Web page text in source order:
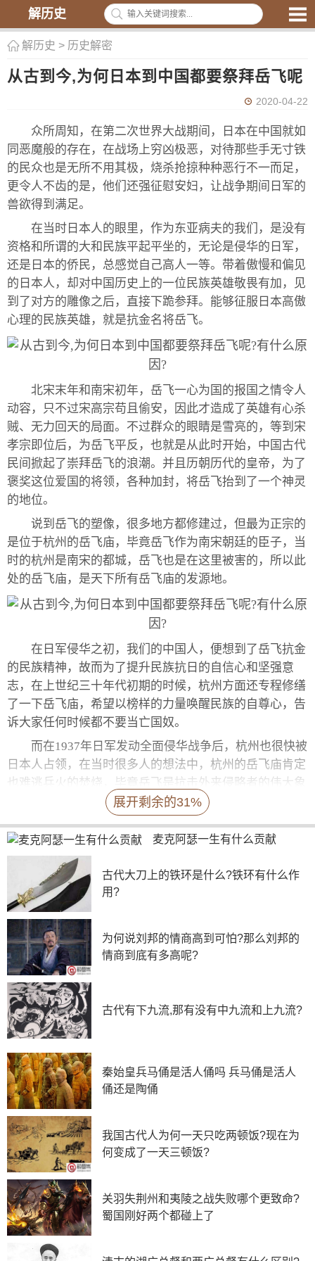
解历史
解历史 > 历史解密
从古到今,为何日本到中国都要祭拜岳飞呢
2020-04-22
众所周知，在第二次世界大战期间，日本在中国就如
同恶魔般的存在，在战场上穷凶极恶，对待那些手无寸铁
的民众也是无所不用其极，烧杀抢掠种种恶行不一而足，
更令人不齿的是，他们还强征慰安妇，让战争期间日军的
兽欲得到满足。
在当时日本人的眼里，作为东亚病夫的我们，是没有
资格和所谓的大和民族平起平坐的，无论是侵华的日军，
还是日本的侨民，总感觉自己高人一等。带着傲慢和偏见
的日本人，却对中国历史上的一位民族英雄敬畏有加，见
到了对方的雕像之后，直接下跪参拜。能够征服日本高傲
心理的民族英雄，就是抗金名将岳飞。
北宋末年和南宋初年，岳飞一心为国的报国之情令人
动容，只不过宋高宗苟且偷安，因此才造成了英雄有心杀
贼、无力回天的局面。不过群众的眼睛是雪亮的，等到宋
孝宗即位后，为岳飞平反，也就是从此时开始，中国古代
民间掀起了崇拜岳飞的浪潮。并且历朝历代的皇帝，为了
褒奖这位爱国的将领，各种加封，将岳飞抬到了一个神灵
的地位。
说到岳飞的塑像，很多地方都修建过，但最为正宗的
是位于杭州的岳飞庙，毕竟岳飞作为南宋朝廷的臣子，当
时的杭州是南宋的都城，岳飞也是在这里被害的，所以此
处的岳飞庙，是天下所有岳飞庙的发源地。
在日军侵华之初，我们的中国人，便想到了岳飞抗金
的民族精神，故而为了提升民族抗日的自信心和坚强意
志，在上世纪三十年代初期的时候，杭州方面还专程修缮
了一下岳飞庙，希望以榜样的力量唤醒民族的自尊心，告
诉大家任何时候都不要当亡国奴。
而在1937年日军发动全面侵华战争后，杭州也很快被
日本人占领，在当时很多人的想法中，杭州的岳飞庙肯定
也难逃兵火的焚烧，毕竟岳飞是抗击外来侵略者的伟大象
征，作为侵略我们的日军，绝不会放过这个羞辱自己的地
不过令人想不到的是，当年攻入杭州的日军第十八师
团，在进入杭州城后，和所有日军相同的表现是，先是毫
不客气地抢掠一把，可是当他们来到岳飞庙的时候，不仅
焚香礼拜，竟然还下跪磕头。
问题是，日军为什么要这样做呢?原来在日军的文化
传统中，他们非常敬仰岳飞身上所体现出来的民族精神，
因此早在江户时代，日本人将开始供奉岳飞，将他当作了
提升士气的重要手段。
道精神文化，他们之所以参拜岳飞，就是为了鼓舞他们的
野心，从而塑造出日军甘愿为天皇献身的正当理由，这也
正是当年日军参战的一个动力源泉。
直到今天，很多日本人来中国游玩时，只要有机会在
杭州城里走一走，必定会去参拜岳飞庙，磕头下跪都不是
问题。
展开剩余的31%
麦克阿瑟一生有什么贡献
古代大刀上的铁环是什么?铁环有什么作
用?
为何说刘邦的情商高到可怕?那么刘邦的
情商到底有多高呢?
古代有下九流,那有没有中九流和上九流?
秦始皇兵马俑是活人俑吗 兵马俑是活人
俑还是陶俑
我国古代人为何一天只吃两顿饭?现在为
何变成了一天三顿饭?
关羽失荆州和夷陵之战失败哪个更致命?
蜀国刚好两个都碰上了